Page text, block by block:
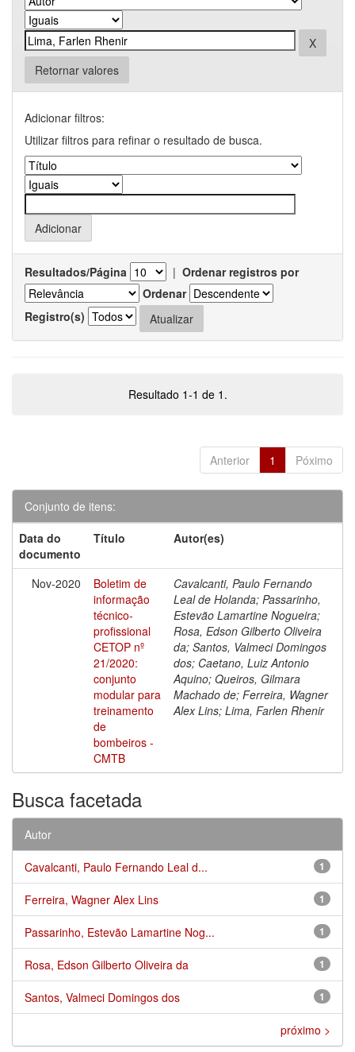
Retornar valores
Adicionar filtros:
Utilizar filtros para refinar o resultado de busca.
Resultados/Página | Ordenar registros por
Ordenar
Registro(s)
Resultado 1-1 de 1.
Anterior 1 Póximo
Conjunto de itens:
Data do
documento
Título Autor(es)
Nov-2020
Boletim de
informação
técnico-
profissional
CETOP nº
21/2020:
conjunto
modular para
treinamento
de
bombeiros -
CMTB
Cavalcanti, Paulo Fernando
Leal de Holanda; Passarinho,
Estevão Lamartine Nogueira;
Rosa, Edson Gilberto Oliveira
da; Santos, Valmeci Domingos
dos; Caetano, Luiz Antonio
Aquino; Queiros, Gilmara
Machado de; Ferreira, Wagner
Alex Lins; Lima, Farlen Rhenir
Busca facetada
Autor
1
Cavalcanti, Paulo Fernando Leal d...
1
Ferreira, Wagner Alex Lins
1
Passarinho, Estevão Lamartine Nog...
1
Rosa, Edson Gilberto Oliveira da
1
Santos, Valmeci Domingos dos
próximo >